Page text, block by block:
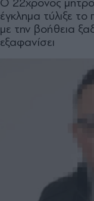
έγκλημα τύλιξε
με την βοήθεια
εξαφανίσει